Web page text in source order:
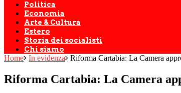
Politica
Economia
Arte & Cultura
Estero
Storia dei socialisti
Chi siamo
Home In evidenza Riforma Cartabia: La Camera
Riforma Cartabia: La Camera